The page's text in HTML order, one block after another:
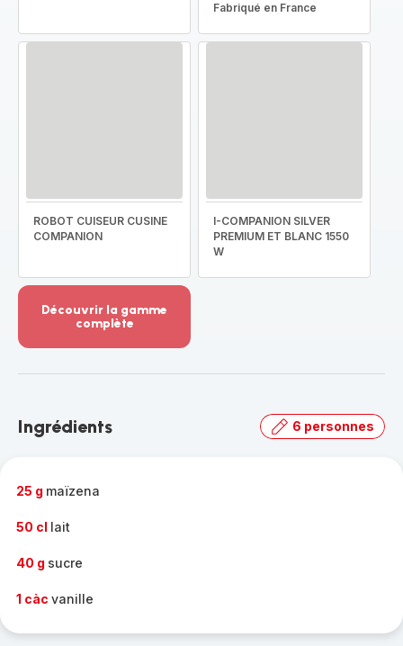
Fabriqué en France
ROBOT CUISEUR CUSINE
COMPANION
I-COMPANION SILVER
PREMIUM ET BLANC 1550
W
Découvrir la gamme
complète
-
gamme
Ingrédients 6 personnes
25 g maïzena
50 cl lait
40 g sucre
1 càc vanille